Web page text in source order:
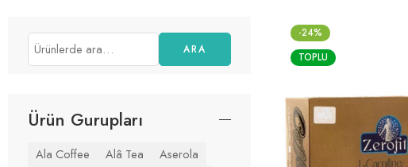
-24%
TOPLU
ARA
Ürün Gurupları
Ala Coffee Alâ Tea
Aserola